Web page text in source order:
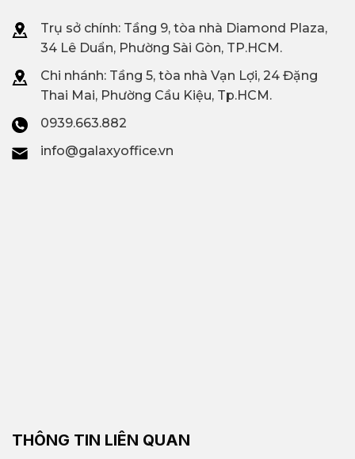
Trụ sở chính: Tầng 9, tòa nhà Diamond Plaza,
34 Lê Duẩn, Phường Sài Gòn, TP.HCM.
Chi nhánh: Tầng 5, tòa nhà Vạn Lợi, 24 Đặng
Thai Mai, Phường Cầu Kiệu, Tp.HCM.
0939.663.882
info@galaxyoffice.vn
THÔNG TIN LIÊN QUAN